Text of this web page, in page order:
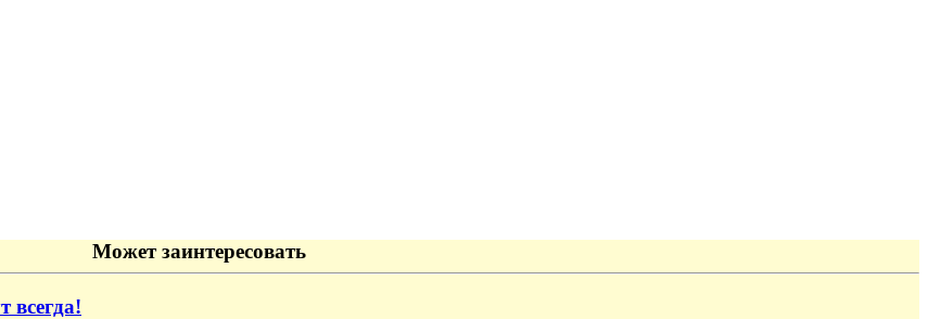
Может заинтересовать
всегда!